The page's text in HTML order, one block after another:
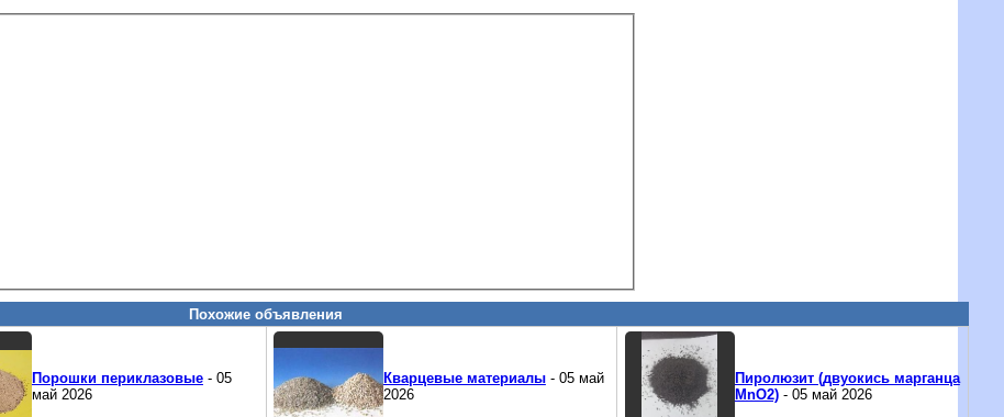
Похожие объявления
Порошки периклазовые- 05
май 2026
Кварцевые материалы- 05 май
2026
Пиролюзит (двуокись марганца
MnO2)- 05 май 2026